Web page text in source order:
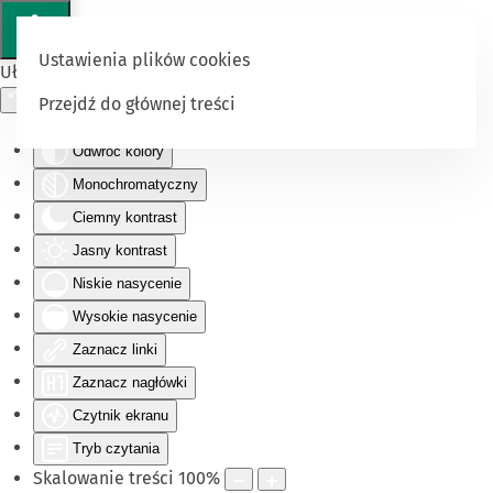
Ułatwienia dostępu
Odwróć kolory
Monochromatyczny
Ciemny kontrast
Jasny kontrast
Niskie nasycenie
Wysokie nasycenie
Zaznacz linki
Zaznacz nagłówki
Czytnik ekranu
Tryb czytania
Skalowanie treści 100%
Ustawienia plików cookies
Przejdź do głównej treści